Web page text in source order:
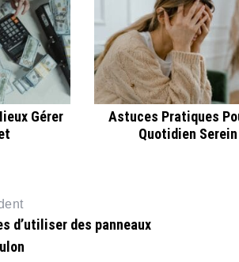
Gérer
Astuces Pratiques
Quotidien Serein
d’utiliser des panneaux